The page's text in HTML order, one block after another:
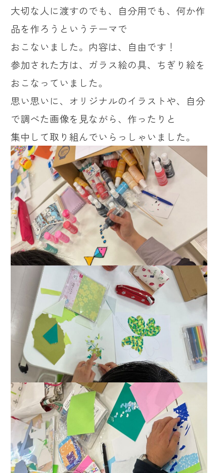
大切な人に渡すのでも、自分用でも、何か作
品を作ろうというテーマで
おこないました。内容は、自由です！
参加された方は、ガラス絵の具、ちぎり絵を
おこなっていました。
思い思いに、オリジナルのイラストや、自分
で調べた画像を見ながら、作ったりと
集中して取り組んでいらっしゃいました。